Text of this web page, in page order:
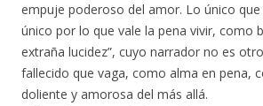
empuje poderoso del amor. Lo único
único por lo que vale la pena vivir, como
extraña lucidez”, cuyo narrador no es
fallecido que vaga, como alma en pena,
doliente y amorosa del más allá.